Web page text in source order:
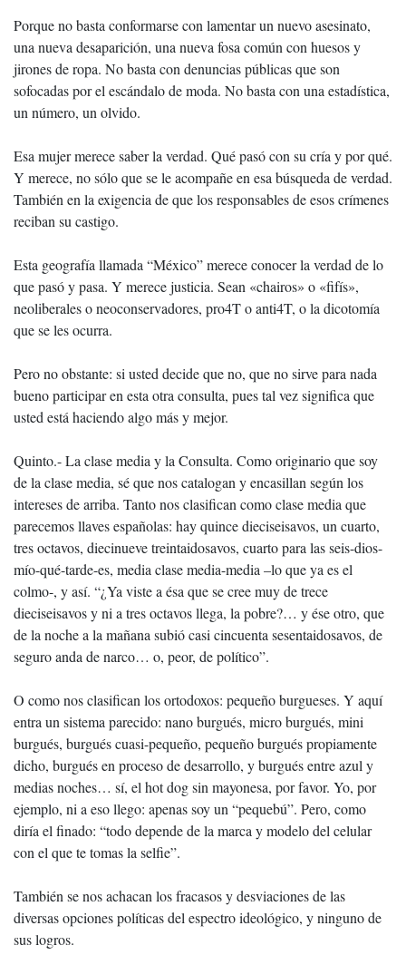
Porque no basta conformarse con lamentar un nuevo asesinato,
una nueva desaparición, una nueva fosa común con huesos y
jirones de ropa. No basta con denuncias públicas que son
sofocadas por el escándalo de moda. No basta con una estadística,
un número, un olvido.
Esa mujer merece saber la verdad. Qué pasó con su cría y por qué.
Y merece, no sólo que se le acompañe en esa búsqueda de verdad.
También en la exigencia de que los responsables de esos crímenes
reciban su castigo.
Esta geografía llamada “México” merece conocer la verdad de lo
que pasó y pasa. Y merece justicia. Sean «chairos» o «fifís»,
neoliberales o neoconservadores, pro4T o anti4T, o la dicotomía
que se les ocurra.
Pero no obstante: si usted decide que no, que no sirve para nada
bueno participar en esta otra consulta, pues tal vez significa que
usted está haciendo algo más y mejor.
Quinto.- La clase media y la Consulta. Como originario que soy
de la clase media, sé que nos catalogan y encasillan según los
intereses de arriba. Tanto nos clasifican como clase media que
parecemos llaves españolas: hay quince dieciseisavos, un cuarto,
tres octavos, diecinueve treintaidosavos, cuarto para las seis-dios-
mío-qué-tarde-es, media clase media-media –lo que ya es el
colmo-, y así. “¿Ya viste a ésa que se cree muy de trece
dieciseisavos y ni a tres octavos llega, la pobre?… y ése otro, que
de la noche a la mañana subió casi cincuenta sesentaidosavos, de
seguro anda de narco… o, peor, de político”.
O como nos clasifican los ortodoxos: pequeño burgueses. Y aquí
entra un sistema parecido: nano burgués, micro burgués, mini
burgués, burgués cuasi-pequeño, pequeño burgués propiamente
dicho, burgués en proceso de desarrollo, y burgués entre azul y
medias noches… sí, el hot dog sin mayonesa, por favor. Yo, por
ejemplo, ni a eso llego: apenas soy un “pequebú”. Pero, como
diría el finado: “todo depende de la marca y modelo del celular
con el que te tomas la selfie”.
También se nos achacan los fracasos y desviaciones de las
diversas opciones políticas del espectro ideológico, y ninguno de
sus logros.